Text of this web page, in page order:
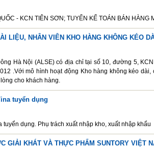
- KCN TIÊN SƠN; TUYỂN KẾ TOÁN BÁN
LIỆU, NHÂN VIÊN KHO HÀNG KHÔNG KÉO
Hà Nội (ALSE) có địa chỉ tại số 10, đường 5,
.Với mô hình hoạt động Kho hàng không kéo
cho khách hàng.
tuyển dụng
tuyển dụng. Phụ trách xuất nhập kho, xuất nhập khẩu
GIẢI KHÁT VÀ THỰC PHẨM SUNTORY VIỆT